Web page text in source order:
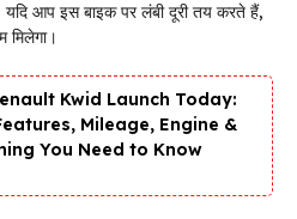
यदि आप इस बाइक पर लंबी दूरी तय करते हैं,
मिलेगा।
Kwid Launch Today:
Mileage, Engine &
You Need to Know